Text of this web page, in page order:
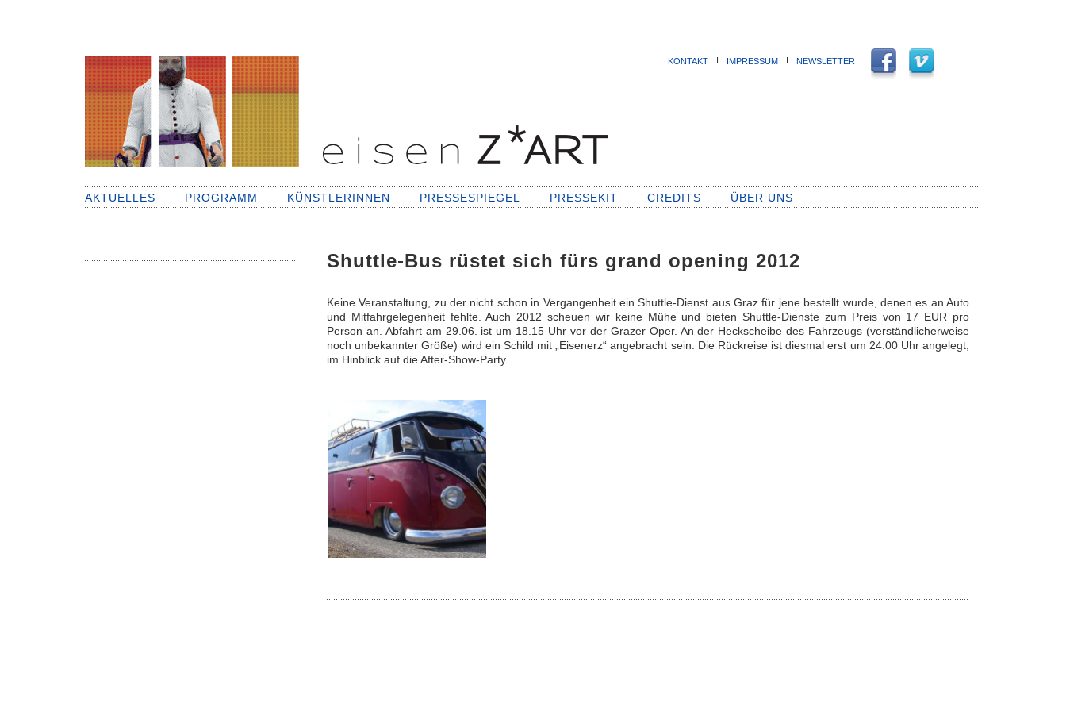
KONTAKT Ι IMPRESSUM Ι NEWSLETTER
AKTUELLES PROGRAMM KÜNSTLERINNEN PRESSESPIEGEL PRESSEKIT CREDITS ÜBER UNS
Shuttle-Bus rüstet sich fürs grand opening 2012
Keine Veranstaltung, zu der nicht schon in Vergangenheit ein Shuttle-Dienst aus Graz für jene bestellt wurde, denen es an Auto
und Mitfahrgelegenheit fehlte. Auch 2012 scheuen wir keine Mühe und bieten Shuttle-Dienste zum Preis von 17 EUR pro
Person an. Abfahrt am 29.06. ist um 18.15 Uhr vor der Grazer Oper. An der Heckscheibe des Fahrzeugs (verständlicherweise
noch unbekannter Größe) wird ein Schild mit „Eisenerz“ angebracht sein. Die Rückreise ist diesmal erst um 24.00 Uhr angelegt,
im Hinblick auf die After-Show-Party.